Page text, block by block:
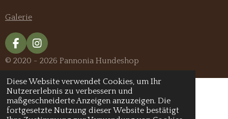
Diese Website verwendet Cookies, um Ihr
Nutzererlebnis zu verbessern und
maßgeschneiderte Anzeigen anzuzeigen. Die
fortgesetzte Nutzung dieser Website bestätigt
Galerie
F
a
c
b
o
o
k
I
n
s
a
g
r
a
© 2020 - 2026 Pannonia Hundeshop